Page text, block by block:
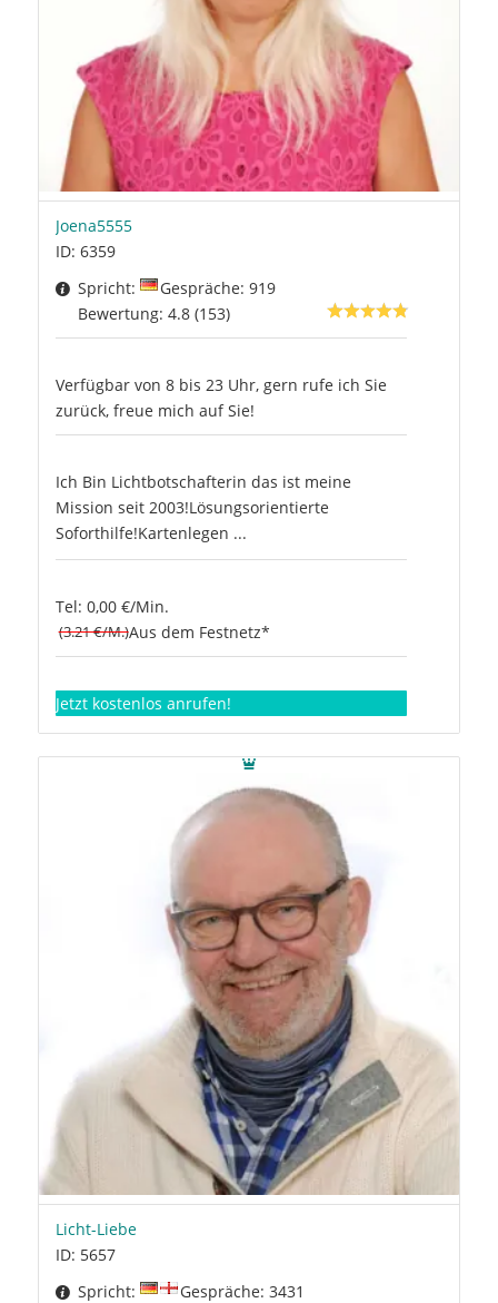
Joena5555
ID: 6359
Spricht:
Gespräche: 919
Bewertung: 4.8 (153)
Verfügbar von 8 bis 23 Uhr, gern rufe ich Sie
zurück, freue mich auf Sie!
Ich Bin Lichtbotschafterin das ist meine
Mission seit 2003!Lösungsorientierte
Soforthilfe!Kartenlegen ...
Tel: 0,00 €/Min.
(3.21 €/M.)Aus dem Festnetz*
Jetzt kostenlos anrufen!
Licht-Liebe
ID: 5657
Spricht:
Gespräche: 3431